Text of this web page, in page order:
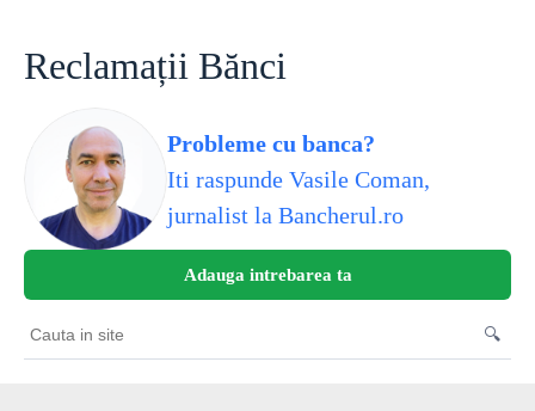
contentReclamații Bănci
Probleme cu banca?
Iti raspunde Vasile Coman,
jurnalist la Bancherul.ro
Adauga intrebarea ta
Cauta
in
🔍